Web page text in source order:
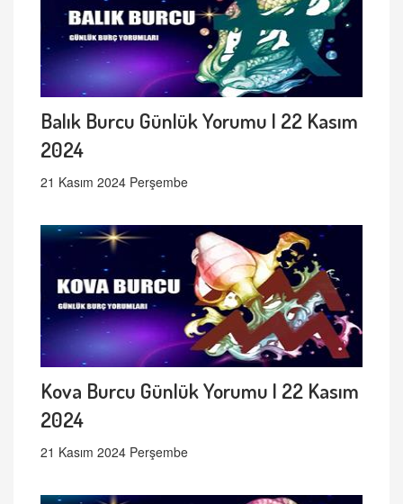
Balık Burcu Günlük Yorumu | 22 Kasım
2024
21 Kasım 2024 Perşembe
Kova Burcu Günlük Yorumu | 22 Kasım
2024
21 Kasım 2024 Perşembe